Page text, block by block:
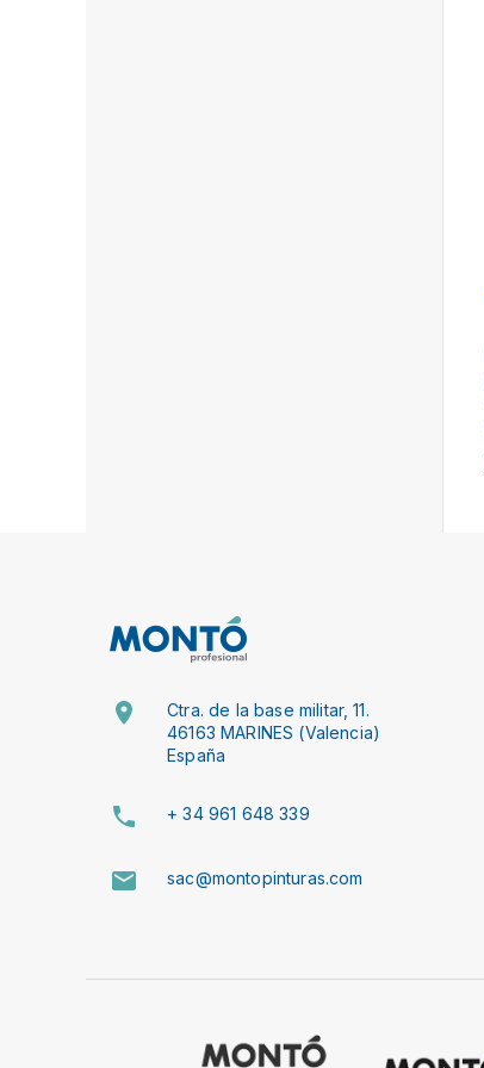
Ctra. de la base militar, 11.
46163 MARINES (Valencia)
España
+ 34 961 648 339
sac@montopinturas.com